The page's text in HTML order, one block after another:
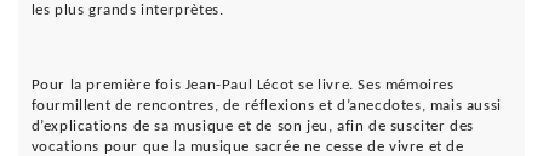
les plus grands interprètes.
Pour la première fois Jean-Paul Lécot se livre. Ses mémoires
fourmillent de rencontres, de réflexions et d’anecdotes, mais aussi
d’explications de sa musique et de son jeu, afin de susciter des
vocations pour que la musique sacrée ne cesse de vivre et de